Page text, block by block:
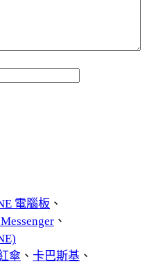
電腦板 、
、
傘 、 卡巴斯基 、